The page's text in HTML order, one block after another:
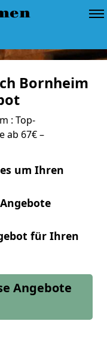
Bornheim
: Top-
ab 67€ –
um Ihren
für Ihren
Angebote